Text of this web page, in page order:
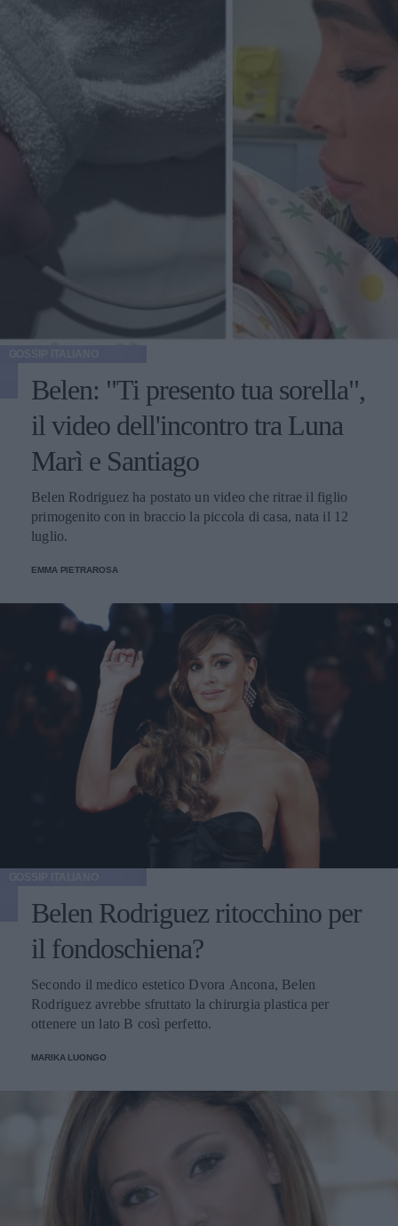
Belen: "Ti presento tua sorella",
il video dell'incontro tra Luna
Marì e Santiago
Belen Rodriguez ha postato un video che ritrae il figlio
primogenito con in braccio la piccola di casa, nata il 12
luglio.
EMMA PIETRAROSA
Belen Rodriguez ritocchino per
il fondoschiena?
Secondo il medico estetico Dvora Ancona, Belen
Rodriguez avrebbe sfruttato la chirurgia plastica per
ottenere un lato B così perfetto.
MARIKA LUONGO